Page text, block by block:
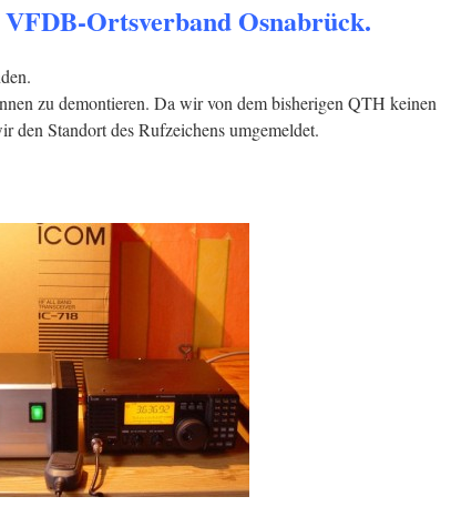
Ortsverband Osnabrück.
zu demontieren. Da wir von dem bisherigen QTH keinen
den Standort des Rufzeichens umgemeldet.